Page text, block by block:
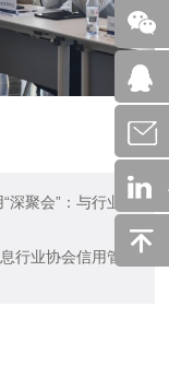
深聚会”：与行业领袖
行业协会信用管理专